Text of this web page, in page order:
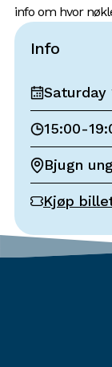
info om hvor
Info
Saturday
15:00-
Bjugn
Kjøp